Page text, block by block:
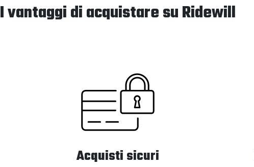
I vantaggi di acquistare su Ridewill
Acquisti sicuri